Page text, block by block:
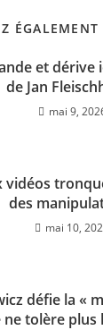
et dérive
de Jan
mai 9,
des
mai 10,
défie la «
ne tolère